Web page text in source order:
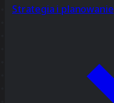
Strategia i planowanie